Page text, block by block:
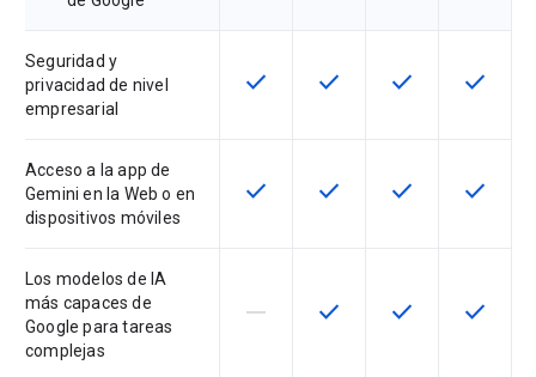
Seguridad y
privacidad de nivel
empresarial
Esta función está disponible en
check Esta función está
check Esta función
check Esta
check
Acceso a la app de
Gemini en la Web o en
dispositivos móviles
Esta función está disponible en
check Esta función está
check Esta función
check Esta
check
Los modelos de IA
más capaces de
Google para tareas
complejas
Esta función no está disponible en
horizontal_rule Esta función está
check Esta función
check Esta
check